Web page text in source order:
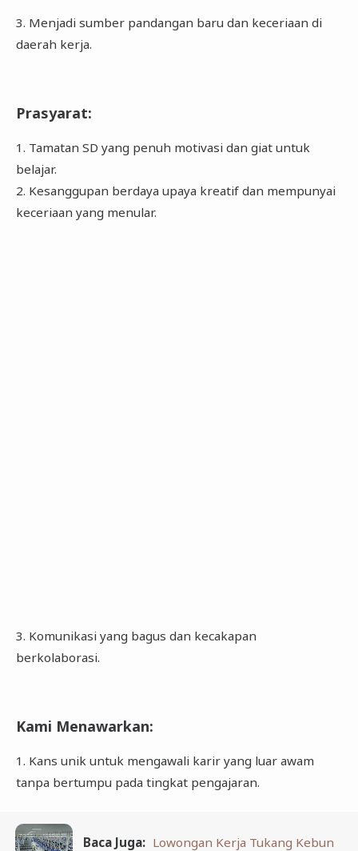
3. Menjadi sumber pandangan baru dan keceriaan di
daerah kerja.
Prasyarat:
1. Tamatan SD yang penuh motivasi dan giat untuk
belajar.
2. Kesanggupan berdaya upaya kreatif dan mempunyai
keceriaan yang menular.
3. Komunikasi yang bagus dan kecakapan
berkolaborasi.
Kami Menawarkan:
1. Kans unik untuk mengawali karir yang luar awam
tanpa bertumpu pada tingkat pengajaran.
Baca Juga: Lowongan Kerja Tukang Kebun